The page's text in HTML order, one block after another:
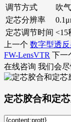
调节方式
吹
定芯分辨率
定芯调节时间 <15
上一个 数字型透
FW-LensVTR 下一
在线咨询 我们会
定芯胶合和定